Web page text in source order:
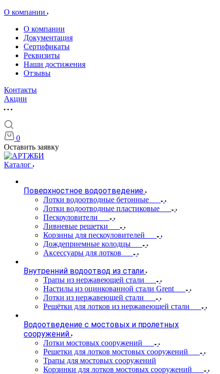
О компании
О компании
Документация
Сертификаты
Реквизиты
Наши достижения
Отзывы
Контакты
Акции
0
Оставить заявку
Каталог
Поверхностное водоотведение
Лотки водоотводные бетонные
Лотки водоотводные пластиковые
Пескоуловители
Ливневые решетки
Корзины для пескоуловителей
Дождеприемные колодцы
Аксессуары для лотков
Внутренний водоотвод из стали
Трапы из нержавеющей стали
Настилы из оцинкованной стали Grent
Лотки из нержавеющей стали
Решётки для лотков из нержавеющей стали
Водоотведение с мостовых и пролетных
сооружений
Лотки мостовых сооружений
Решетки для лотков мостовых сооружений
Трапы для мостовых сооружений
Корзинки для лотков мостовых сооружений